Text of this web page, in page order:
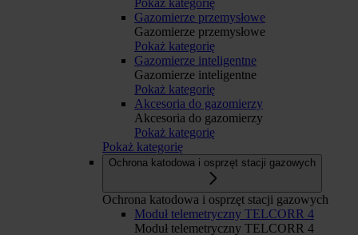
Pokaż kategorię
Gazomierze przemysłowe
Gazomierze przemysłowe
Pokaż kategorię
Gazomierze inteligentne
Gazomierze inteligentne
Pokaż kategorię
Akcesoria do gazomierzy
Akcesoria do gazomierzy
Pokaż kategorię
Pokaż kategorię
Ochrona katodowa i osprzęt stacji gazowych
Ochrona katodowa i osprzęt stacji gazowych
Moduł telemetryczny TELCORR 4
Moduł telemetryczny TELCORR 4